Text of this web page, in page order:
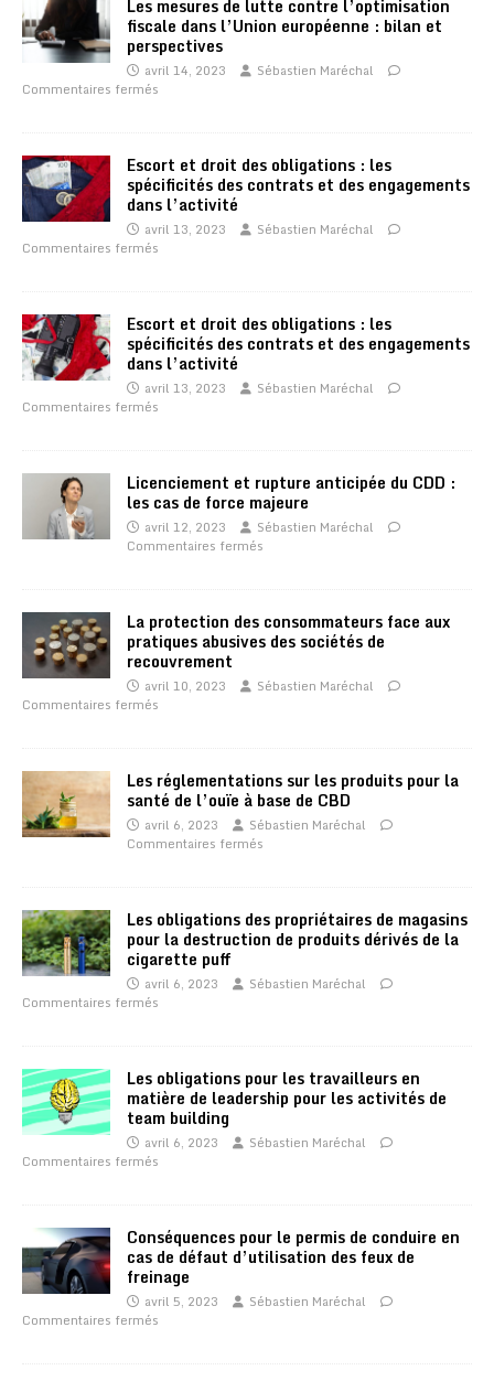
Les mesures de lutte contre l’optimisation
fiscale dans l’Union européenne : bilan et
perspectives
avril 14, 2023
Sébastien Maréchal
Commentaires fermés
Escort et droit des obligations : les
spécificités des contrats et des engagements
dans l’activité
avril 13, 2023
Sébastien Maréchal
Commentaires fermés
Escort et droit des obligations : les
spécificités des contrats et des engagements
dans l’activité
avril 13, 2023
Sébastien Maréchal
Commentaires fermés
Licenciement et rupture anticipée du CDD :
les cas de force majeure
avril 12, 2023
Sébastien Maréchal
Commentaires fermés
La protection des consommateurs face aux
pratiques abusives des sociétés de
recouvrement
avril 10, 2023
Sébastien Maréchal
Commentaires fermés
Les réglementations sur les produits pour la
santé de l’ouïe à base de CBD
avril 6, 2023
Sébastien Maréchal
Commentaires fermés
Les obligations des propriétaires de magasins
pour la destruction de produits dérivés de la
cigarette puff
avril 6, 2023
Sébastien Maréchal
Commentaires fermés
Les obligations pour les travailleurs en
matière de leadership pour les activités de
team building
avril 6, 2023
Sébastien Maréchal
Commentaires fermés
Conséquences pour le permis de conduire en
cas de défaut d’utilisation des feux de
freinage
avril 5, 2023
Sébastien Maréchal
Commentaires fermés